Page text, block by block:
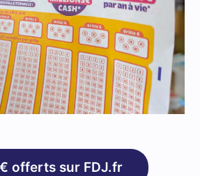
offerts sur FDJ.fr